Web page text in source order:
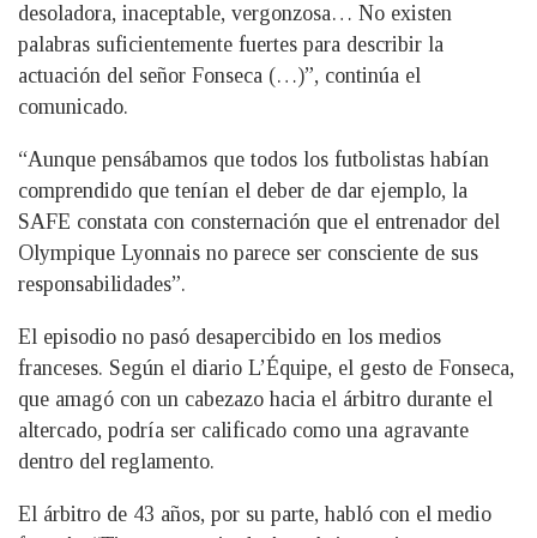
desoladora, inaceptable, vergonzosa… No existen
palabras suficientemente fuertes para describir la
actuación del señor Fonseca (…)”, continúa el
comunicado.
“Aunque pensábamos que todos los futbolistas habían
comprendido que tenían el deber de dar ejemplo, la
SAFE constata con consternación que el entrenador del
Olympique Lyonnais no parece ser consciente de sus
responsabilidades”.
El episodio no pasó desapercibido en los medios
franceses. Según el diario L’Équipe, el gesto de Fonseca,
que amagó con un cabezazo hacia el árbitro durante el
altercado, podría ser calificado como una agravante
dentro del reglamento.
El árbitro de 43 años, por su parte, habló con el medio